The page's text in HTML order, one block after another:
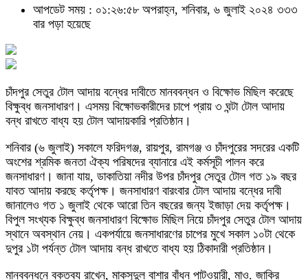
আপডেট সময় : ০১:২৬:৫৮ অপরাহ্ন, শনিবার, ৬ জুলাই ২০২৪ ৩৩৩
বার পড়া হয়েছে
চাঁদপুর সেতুর টোল আদায় বন্ধের দাবীতে মানববন্ধন ও বিক্ষোভ মিছিল করেছে
বিক্ষুব্ধ জনসাধারণ। এসময় বিক্ষোভকারীদের চাপে প্রায় ৩ ঘন্টা টোল আদায়
বন্ধ রাখতে বাধ্য হয় টোল আদায়কারি প্রতিষ্ঠান।
শনিবার (৬ জুলাই) সকালে ফরিদগঞ্জ, রায়পুর, রামগঞ্জ ও চাঁদপুরের সদরের একটি
অংশের শ্রমিক জনতা ঐক্য পরিষদের ব্যানারে এই কর্মসূচী পালন করে
জনসাধারণ। জানা যায়, ডাকাতিয়া নদীর উপর চাঁদপুর সেতুর টোল গত ১৯ বছর
যাবত আদায় করছে কর্তৃপক্ষ। জনসাধারণ বারংবার টোল আদায় বন্ধের দাবী
জানালেও গত ১ জুলাই থেকে আরো তিন বছরের জন্য ইজাড়া দেয় কর্তৃপক্ষ।
বিপুল সংখ্যক বিক্ষুব্ধ জনসাধারণ বিক্ষোভ মিছিল নিয়ে চাঁদপুর সেতুর টোল আদায়
স্থানে অবস্থান নেয়। একপর্যায়ে জনসাধারণের চাপের মুখে সকাল ১০টা থেকে
দুপুর ১টা পর্যন্ত টোল আদায় বন্ধ রাখতে বাধ্য হয় ঠিকাদারী প্রতিষ্ঠান।
মানববন্ধনে বক্তব্য রাখেন, মাকসুদুল বাশার বাঁধন পাটওয়ারী, মাও. জাকির